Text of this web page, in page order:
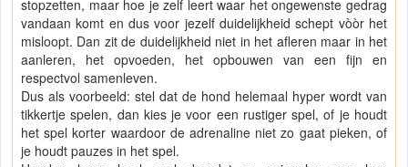
stopzetten, maar hoe je zelf leert waar het ongewenste gedrag
vandaan komt en dus voor jezelf duidelijkheid schept vòòr het
misloopt. Dan zit de duidelijkheid niet in het afleren maar in het
aanleren, het opvoeden, het opbouwen van een fijn en
respectvol samenleven.
Dus als voorbeeld: stel dat de hond helemaal hyper wordt van
tikkertje spelen, dan kies je voor een rustiger spel, of je houdt
het spel korter waardoor de adrenaline niet zo gaat pieken, of
je houdt pauzes in het spel.